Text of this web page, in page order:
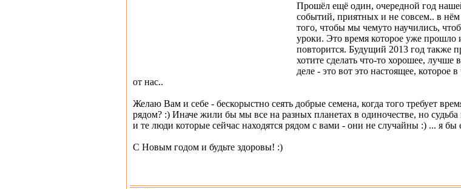
Прошёл ещё один, очередной год
событий, приятных и не совсем.. в
того, чтобы мы чемуто научились,
уроки. Это время которое уже прошло
повторится. Будущий 2013 год также
хотите сделать что-то хорошее, лучше
деле - это вот это настоящее, которое
от нас..
Желаю Вам и себе - бескорыстно сеять добрые семена, когда того требует
рядом? :) Иначе жили бы мы все на разных планетах в одиночестве, но
и те люди которые сейчас находятся рядом с вами - они не случайны :) ... я бы
С Новым годом и будьте здоровы! :)